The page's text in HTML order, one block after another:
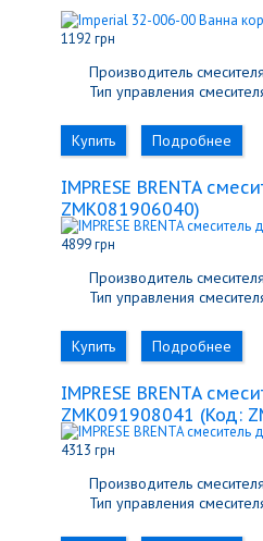
1192 грн
Производитель
Тип управления
Купить Подробнее
IMPRESE BRENTA
ZMK081906040)
4899 грн
Производитель
Тип управления
Купить Подробнее
IMPRESE BRENTA
ZMK091908041 (Код:
4313 грн
Производитель
Тип управления